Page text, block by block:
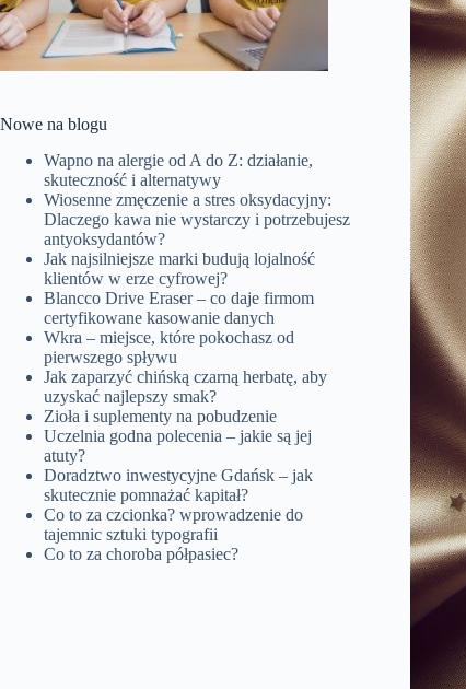
Nowe na blogu
Wapno na alergie od A do Z: działanie,
skuteczność i alternatywy
Wiosenne zmęczenie a stres oksydacyjny:
Dlaczego kawa nie wystarczy i potrzebujesz
antyoksydantów?
Jak najsilniejsze marki budują lojalność
klientów w erze cyfrowej?
Blancco Drive Eraser – co daje firmom
certyfikowane kasowanie danych
Wkra – miejsce, które pokochasz od
pierwszego spływu
Jak zaparzyć chińską czarną herbatę, aby
uzyskać najlepszy smak?
Zioła i suplementy na pobudzenie
Uczelnia godna polecenia – jakie są jej
atuty?
Doradztwo inwestycyjne Gdańsk – jak
skutecznie pomnażać kapitał?
Co to za czcionka? wprowadzenie do
tajemnic sztuki typografii
Co to za choroba półpasiec?